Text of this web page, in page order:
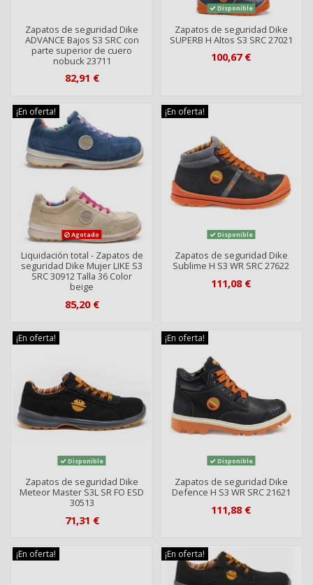
Zapatos de seguridad Dike
ADVANCE Bajos S3 SRC con
parte superior de cuero
nobuck 23711
82,91 €
Disponible
Zapatos de seguridad Dike
SUPERB H Altos S3 SRC 27021
100,67 €
¡En oferta!
Agotado
Liquidación total - Zapatos de
seguridad Dike Mujer LIKE S3
SRC 30912 Talla 36 Color
beige
85,20 €
¡En oferta!
Disponible
Zapatos de seguridad Dike
Sublime H S3 WR SRC 27622
111,08 €
¡En oferta!
Disponible
Zapatos de seguridad Dike
Meteor Master S3L SR FO ESD
30513
71,31 €
¡En oferta!
Disponible
Zapatos de seguridad Dike
Defence H S3 WR SRC 21621
111,88 €
¡En oferta! ¡En oferta!